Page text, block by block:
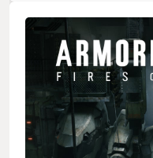
のバランスなど、一部不
ムとしての面白さは一品
ゲームです
今後の作品の発展に期待